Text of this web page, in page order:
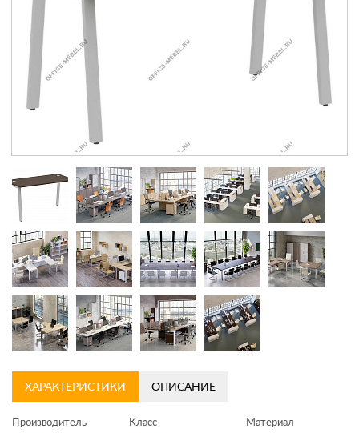
Клиенты
Заказ каталога
Контакты
Заказать обратный звонок
ХАРАКТЕРИСТИКИ ОПИСАНИЕ
Производитель Класс Материал